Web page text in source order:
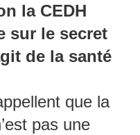
la CEDH
sur le secret
de la santé
que la
pas une